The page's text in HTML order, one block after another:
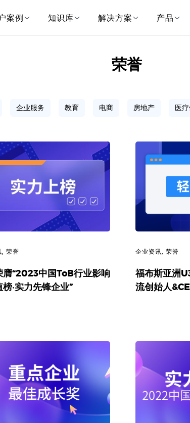
案例 知识库 解决方案 产品
荣誉
企业服务 教育 电商 房地产 医
, 荣誉
膺“2023中国ToB行业影响
·实力先锋企业”
企业资讯, 荣誉
福布斯亚洲
流创始人